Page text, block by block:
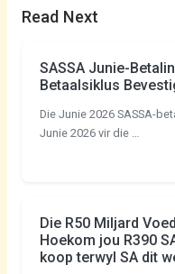
Read Next
SASSA Junie-
Betaalsiklus
Die Junie 2026 SASSA-
Junie 2026 vir die …
Die R50 Miljard
Hoekom jou R390
koop terwyl SA dit